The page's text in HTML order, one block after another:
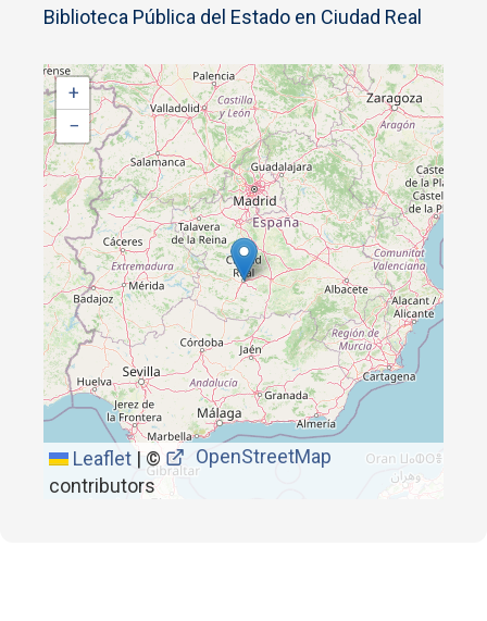
Biblioteca Pública del Estado en Ciudad Real
+
−
Leaflet | ©
OpenStreetMap
contributors